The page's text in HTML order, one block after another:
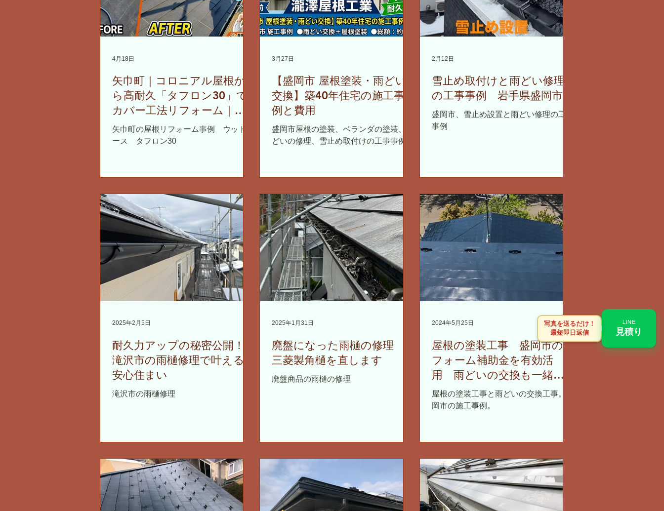
矢巾町｜コロニアル屋根か
ら高耐久「タフロン30」で
カバー工法リフォーム｜雪
止め・雨どいも同時交換
矢巾町の屋根リフォーム事例 ウッドピ
ース タフロン30
4月18日
【盛岡市 屋根塗装・雨どい
交換】築40年住宅の施工事
例と費用
盛岡市屋根の塗装、ベランダの塗装、雨
どいの修理、雪止め取付けの工事事例
3月27日
雪止め取付けと雨どい修理
の工事事例 岩手県盛岡市
盛岡市、雪止め設置と雨どい修理の工事
事例
2月12日
耐久力アップの秘密公開！
滝沢市の雨樋修理で叶える
安心住まい
滝沢市の雨樋修理
2025年2月5日
廃盤になった雨樋の修理
三菱製角樋を直します
廃盤商品の雨樋の修理
2025年1月31日
屋根の塗装工事 盛岡市のリ
フォーム補助金を有効活
用 雨どいの交換も一緒に
まとめて
屋根の塗装工事と雨どいの交換工事。盛
岡市の施工事例。
2024年5月25日
写真を送るだけ！
最短即日返信
LINE
見積り